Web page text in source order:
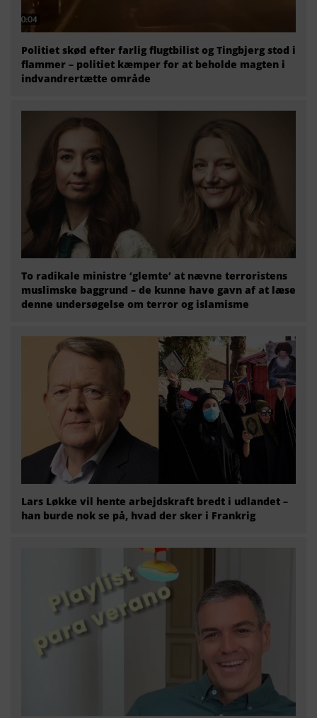
Politiet skød efter farlig flugtbilist og Tingbjerg stod i
flammer – politiet kæmper for at beholde magten i
indvandrertætte område
To radikale ministre ‘glemte’ at nævne terroristens
muslimske baggrund – de kunne have gavn af at læse
denne undersøgelse om terror og islamisme
Lars Løkke vil hente arbejdskraft bredt i udlandet –
han burde nok se på, hvad der sker i Frankrig